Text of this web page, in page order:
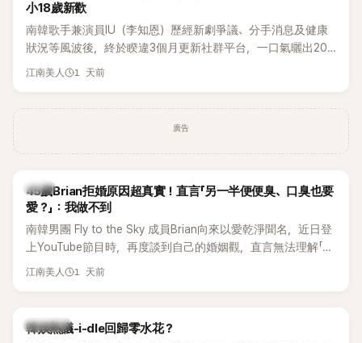
小18歲新歡
南韓歌手兼演員IU（李知恩）歷經新劇爭議、分手消息及健康
狀況等風波後，終於睽違3個月更新社群平台，一口氣曬出20
張近況照，讓大批粉絲又驚又喜。不過，比起照片本身，更引
江南美人 1 天前
廣告
韓星
45歲Brian拒婚原因超真實！直言「另一半便便臭、口臭也要
愛？」：我做不到
南韓男團 Fly to the Sky 成員Brian向來以愛乾淨聞名，近日登
上YouTube節目時，再度談到自己的婚姻觀，直言無法理解「連
另一半的口臭、便便臭都要愛」這種說法，更大方表明自己是不
江南美人 1 天前
熱議討論
韓娛熱議-i-dle回歸零水花？